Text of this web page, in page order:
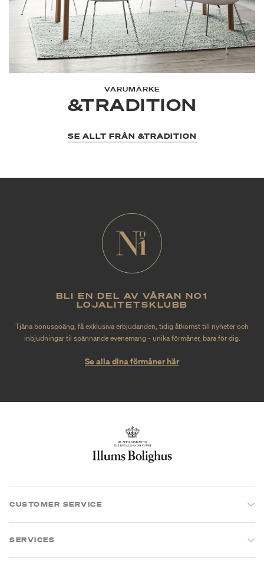
VARUMÄRKE
&TRADITION
SE ALLT FRÅN &TRADITION
BLI EN DEL AV VÅRAN NO1
LOJALITETSKLUBB
Tjäna bonuspoäng, få exklusiva erbjudanden, tidig åtkomst till nyheter och
inbjudningar til spännande evenemang - unika förmåner, bara för dig.
Se alla dina förmåner här
CUSTOMER SERVICE
SERVICES